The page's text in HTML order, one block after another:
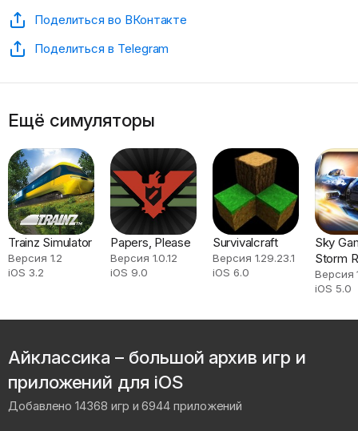
Поделиться во ВКонтакте
Поделиться в Telegram
Ещё симуляторы
Trainz Simulator
Версия 1.2
iOS 3.2
Papers, Please
Версия 1.0.12
iOS 9.0
Survivalcraft
Версия 1.29.23.1
iOS 6.0
Sky
Storm
Версия
iOS 5.0
Айклассика – большой архив игр и
приложений для iOS
Добавлено 14368 игр и 6944 приложений